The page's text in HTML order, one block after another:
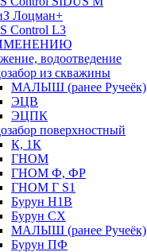
Лоцман+
Control L3
водоотведение
из скважины
МАЛЫШ (ранее Ручеёк)
ЭЦВ
ЭЦПК
поверхностный
К, 1К
ГНОМ
ГНОМ Ф, ФР
ГНОМ Г S1
Бурун Н1В
Бурун СХ
МАЛЫШ (ранее Ручеёк)
Бурун ПФ